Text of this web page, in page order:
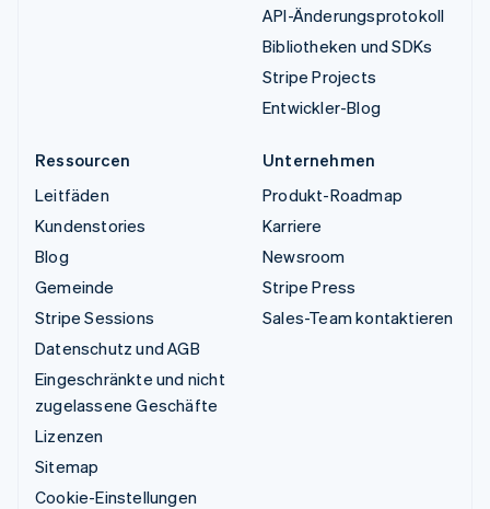
API-Änderungsprotokoll
Bibliotheken und SDKs
Stripe Projects
Entwickler-Blog
Ressourcen
Leitfäden
Kundenstories
Blog
Gemeinde
Stripe Sessions
Datenschutz und AGB
Eingeschränkte und nicht
zugelassene Geschäfte
Lizenzen
Sitemap
Cookie-Einstellungen
Unternehmen
Produkt-Roadmap
Karriere
Newsroom
Stripe Press
Sales-Team kontaktieren